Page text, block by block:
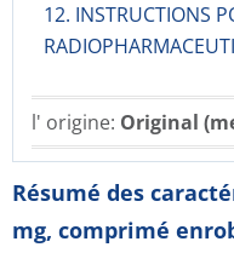
12. INSTRUCTIONS
l' origine: Original
Résumé des
mg, comprimé